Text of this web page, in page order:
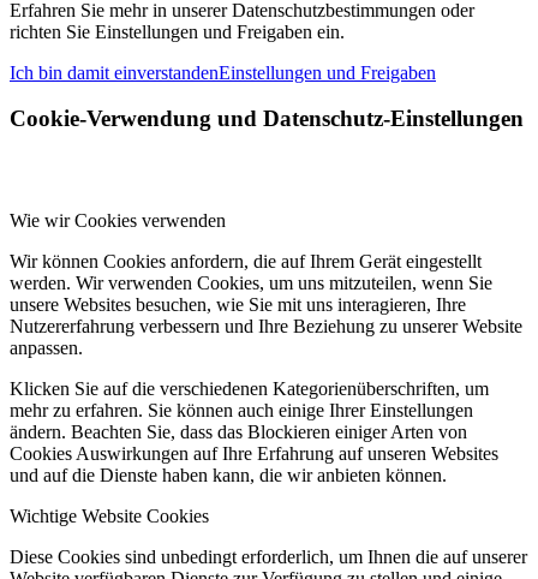
Erfahren Sie mehr in unserer Datenschutzbestimmungen oder
richten Sie Einstellungen und Freigaben ein.
Ich bin damit einverstandenEinstellungen und Freigaben
Cookie-Verwendung und Datenschutz-Einstellungen
Wie wir Cookies verwenden
Wir können Cookies anfordern, die auf Ihrem Gerät eingestellt
werden. Wir verwenden Cookies, um uns mitzuteilen, wenn Sie
unsere Websites besuchen, wie Sie mit uns interagieren, Ihre
Nutzererfahrung verbessern und Ihre Beziehung zu unserer Website
anpassen.
Klicken Sie auf die verschiedenen Kategorienüberschriften, um
mehr zu erfahren. Sie können auch einige Ihrer Einstellungen
ändern. Beachten Sie, dass das Blockieren einiger Arten von
Cookies Auswirkungen auf Ihre Erfahrung auf unseren Websites
und auf die Dienste haben kann, die wir anbieten können.
Wichtige Website Cookies
Diese Cookies sind unbedingt erforderlich, um Ihnen die auf unserer